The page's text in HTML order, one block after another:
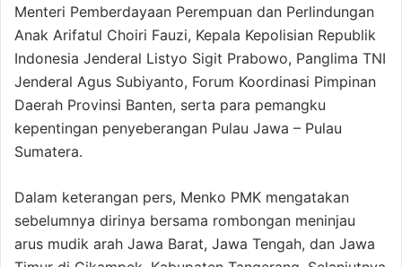
Menteri Pemberdayaan Perempuan dan Perlindungan
Anak Arifatul Choiri Fauzi, Kepala Kepolisian Republik
Indonesia Jenderal Listyo Sigit Prabowo, Panglima TNI
Jenderal Agus Subiyanto, Forum Koordinasi Pimpinan
Daerah Provinsi Banten, serta para pemangku
kepentingan penyeberangan Pulau Jawa – Pulau
Sumatera.
Dalam keterangan pers, Menko PMK mengatakan
sebelumnya dirinya bersama rombongan meninjau
arus mudik arah Jawa Barat, Jawa Tengah, dan Jawa